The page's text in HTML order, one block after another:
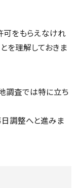
可をもらえなけれ
を理解しておきま
調査では特に立ち
日調整へと進みま